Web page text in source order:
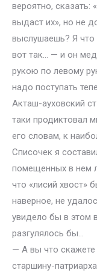
вероятно, сказать:
выдаст их», но не
выслушаешь? Я что
вот так… — и он
рукою по левому
надо поступать
Акташ-ауховский
таки продиктовал
его словам, к
Списочек я
помещенных в нем
что «лисий хвост»
наверное, не
увидело бы в этом
разгулялось бы…
— А вы что скажете
старшину-